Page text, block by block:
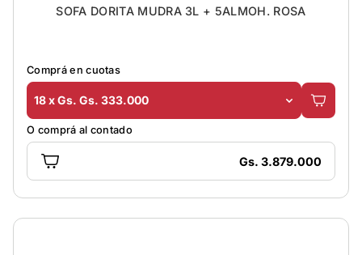
SOFA DORITA MUDRA 3L + 5ALMOH. ROSA
Comprá en cuotas
18 x Gs. Gs. 333.000
O comprá al contado
Gs. 3.879.000